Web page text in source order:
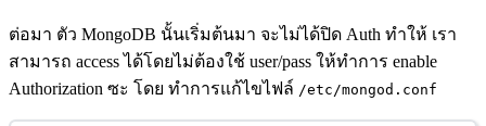
ต่อมา ตัว MongoDB นั้นเริ่มต้นมา จะไม่ได้ปิด Auth ทำให้ เรา
สามารถ access ได้โดยไม่ต้องใช้ user/pass ให้ทำการ enable
Authorization ซะ โดย ทำการแก้ไขไฟล์ /etc/mongod.conf